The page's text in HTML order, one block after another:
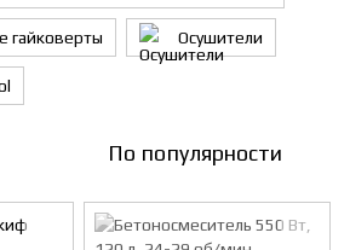
гайковерты Осушители
По популярности